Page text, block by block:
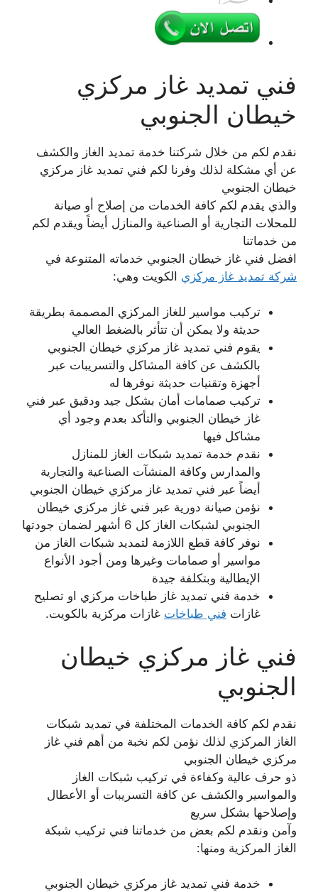
فني تمديد غاز مركزي
خيطان الجنوبي
نقدم لكم من خلال شركتنا خدمة تمديد الغاز والكشف
عن أي مشكلة لذلك وفرنا لكم فني تمديد غاز مركزي
خيطان الجنوبي
والذي يقدم لكم كافة الخدمات من إصلاح أو صيانة
للمحلات التجارية أو الصناعية والمنازل أيضاً ويقدم لكم
من خدماتنا
افضل فني غاز خيطان الجنوبي خدماته المتنوعة في
شركة تمديد غاز مركزي الكويت وهي:
تركيب مواسير للغاز المركزي المصممة بطريقة
حديثة ولا يمكن أن تتأثر بالضغط العالي
يقوم فني تمديد غاز مركزي خيطان الجنوبي
بالكشف عن كافة المشاكل والتسريبات عبر
أجهزة وتقنيات حديثة نوفرها له
تركيب صمامات أمان بشكل جيد ودقيق عبر فني
غاز خيطان الجنوبي والتأكد بعدم وجود أي
مشاكل فيها
نقدم خدمة تمديد شبكات الغاز للمنازل
والمدارس وكافة المنشآت الصناعية والتجارية
أيضاً عبر فني تمديد غاز مركزي خيطان الجنوبي
نؤمن صيانة دورية عبر فني غاز مركزي خيطان
الجنوبي لشبكات الغاز كل 6 أشهر لضمان جودتها
نوفر كافة قطع اللازمة لتمديد شبكات الغاز من
مواسير أو صمامات وغيرها ومن أجود الأنواع
الإيطالية وبتكلفة جيدة
خدمة فني تمديد غاز طباخات مركزي او تصليح
غازات فني طباخات غازات مركزية بالكويت.
فني غاز مركزي خيطان
الجنوبي
نقدم لكم كافة الخدمات المختلفة في تمديد شبكات
الغاز المركزي لذلك نؤمن لكم نخبة من أهم فني غاز
مركزي خيطان الجنوبي
ذو حرف عالية وكفاءة في تركيب شبكات الغاز
والمواسير والكشف عن كافة التسريبات أو الأعطال
وإصلاحها بشكل سريع
وآمن ونقدم لكم بعض من خدماتنا فني تركيب شبكة
الغاز المركزية ومنها:
خدمة فني تمديد غاز مركزي خيطان الجنوبي